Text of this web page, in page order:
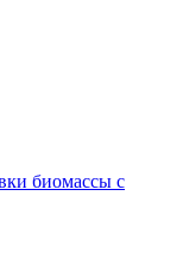
биомассы с